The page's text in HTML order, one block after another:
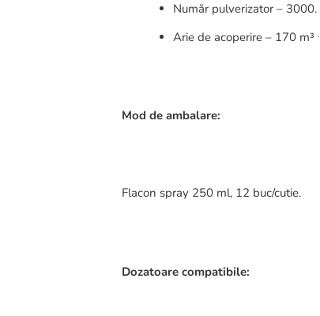
Număr pulverizator – 3000.
Arie de acoperire – 170 m³.
Mod de ambalare:
Flacon spray 250 ml, 12 buc/cutie.
Dozatoare compatibile: